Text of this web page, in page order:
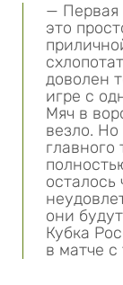
— Первая
это
доволен
игре с
Мяч в
везло.
осталось
они
Кубка
в матче